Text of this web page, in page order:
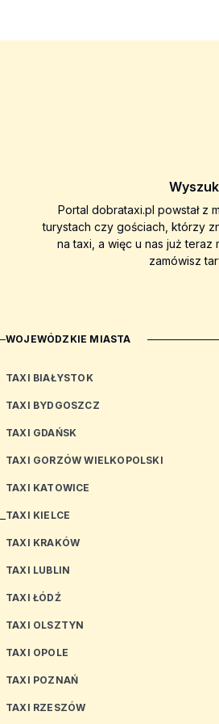
Portal dobrataxi.pl powstał z
turystach czy gościach, którzy
na taxi, a więc u nas już
zamówisz
WOJEWÓDZKIE MIASTA
TAXI BIAŁYSTOK
TAXI BYDGOSZCZ
TAXI GDAŃSK
TAXI GORZÓW WIELKOPOLSKI
TAXI KATOWICE
TAXI KIELCE
TAXI KRAKÓW
TAXI LUBLIN
TAXI ŁÓDŹ
TAXI OLSZTYN
TAXI OPOLE
TAXI POZNAŃ
TAXI RZESZÓW